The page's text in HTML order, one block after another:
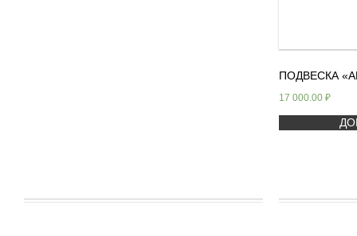
ПОДВЕСКА
17 000.00 ₽